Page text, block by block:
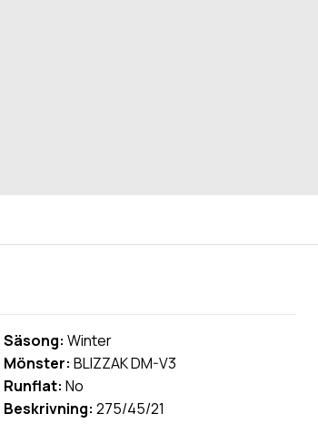
Säsong: Winter
Mönster: BLIZZAK DM-V3
Runflat: No
Beskrivning: 275/45/21